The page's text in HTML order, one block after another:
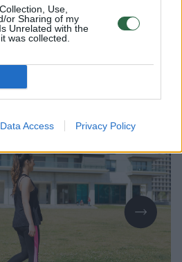
Use,
or Sharing of my
Unrelated with the
was collected.
Data Access Privacy Policy
kad 10 000
yra raktas į geresnę
Bet ar šis
iš lubų“?